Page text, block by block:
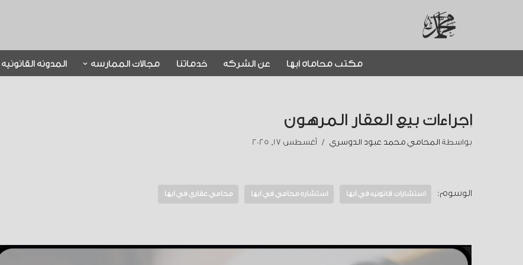
إلى
مكتب محاماة أبها عن الشركة خدماتنا مجالات الممارسة المدونة القانونية
إجراءات بيع العقار المرهون
بواسطة المحامي محمد عبود الدوسري أغسطس 17, 2025
الوسوم: استشارات قانونية في أبها استشارة محامي في أبها محامي عقاري في أبها